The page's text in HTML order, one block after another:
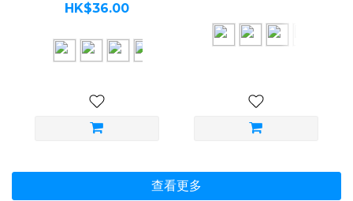
HK$36.00
查看更多